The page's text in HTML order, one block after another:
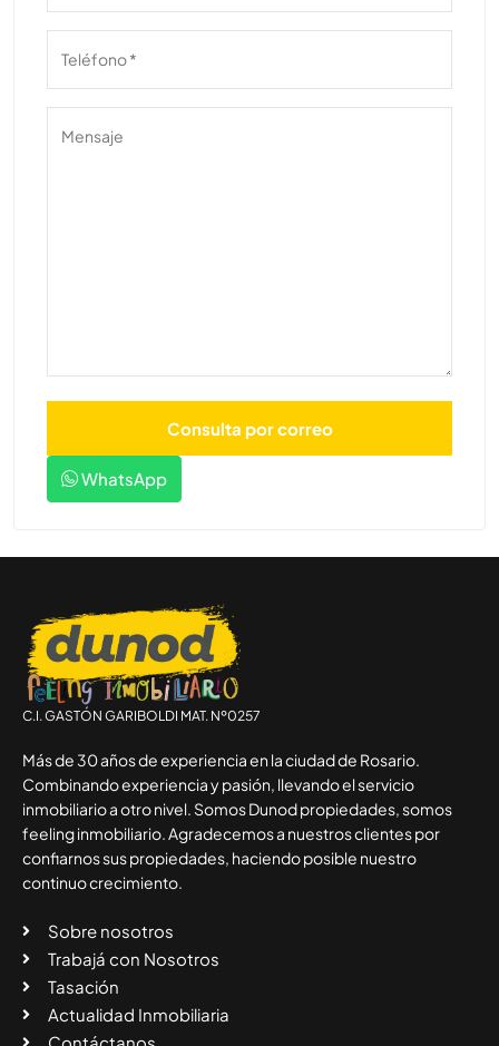
WhatsApp
C.I. GASTÓN GARIBOLDI MAT. Nº0257
Más de 30 años de experiencia en la ciudad de Rosario.
Combinando experiencia y pasión, llevando el servicio
inmobiliario a otro nivel. Somos Dunod propiedades, somos
feeling inmobiliario. Agradecemos a nuestros clientes por
confiarnos sus propiedades, haciendo posible nuestro
continuo crecimiento.
Sobre nosotros
Trabajá con Nosotros
Tasación
Actualidad Inmobiliaria